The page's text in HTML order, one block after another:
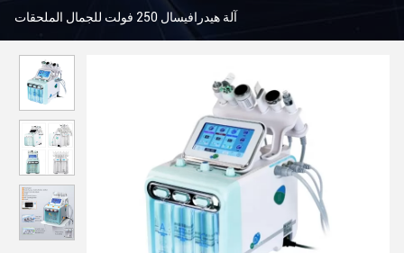
آلة هيدرافيسال 250 فولت للجمال الملحقات